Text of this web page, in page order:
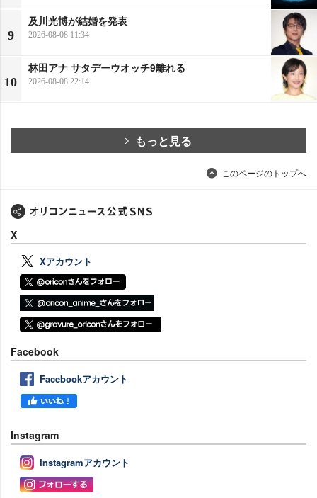
9
及川光博が結婚を発表
2026-08-08 11:34
10
林田アナ サタデーウオッチ9離れる
2026-08-08 22:14
もっと見る
このページのトップへ
X
Xアカウント
Facebook
Facebookアカウント
Instagram
Instagramアカウント